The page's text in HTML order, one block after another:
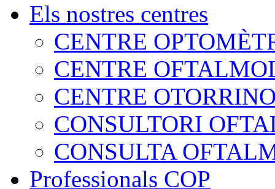
Els nostres centres
CENTRE
CENTRE
CENTRE
CONSULTORI
CONSULTA
Professionals COP